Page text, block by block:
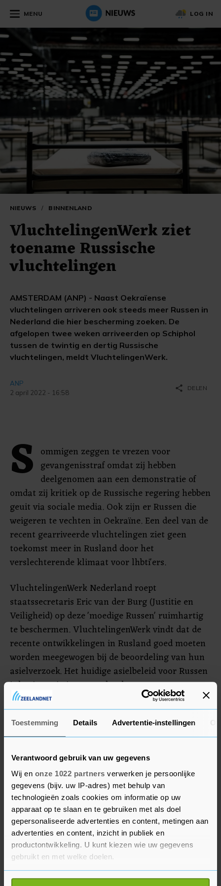
Toestemming Details Advertentie-instellingen
Verantwoord gebruik van uw gegevens
Wij en onze 1022 partners verwerken je persoonlijke
gegevens (bijv. uw IP-adres) met behulp van
technologieën zoals cookies om informatie op uw
apparaat op te slaan en te gebruiken met als doel
gepersonaliseerde advertenties en content, metingen aan
advertenties en content, inzicht in publiek en
productontwikkeling. U kunt kiezen wie uw gegevens
gebruikt en met welke doelen.
Als u het toestaat, willen we ook graag:
MENU LOG IN
NIEUWS / BINNENLAND
VluchtelingenWerk ziet
toename Russische
vluchtelingen
AMSTERDAM (ANP) - Naast Oekraïense
vluchtelingen arriveren ook steeds meer Russen in
Nederland die hier bescherming zoeken. De
afgelopen twee weken arriveerden op Schiphol
tussen de twintig en dertig Russische
vluchtelingen, meldt VluchtelingenWerk.
ANP
2 april 2022 - 16:58
share DELEN
S ommigen zeggen te vrezen voor
gevangenisstraf omdat zij hebben
deelgenomen aan een demonstratie of
omdat zij kritiek op de Russische regering hebben
geuit via sociale media. Ook zijn er Russen die
weigeren te vechten in Oekraïne. Een deel van de
recent gearriveerde vluchtelingen ziet geen
toekomst meer in Rusland door het
verslechterende klimaat voor lhbti'ers.
VluchtelingenWerk Nederland roept
staatssecretaris Eric van der Burg (Justitie en
Veiligheid) op deze 'moedige Russen' ruimhartig
te beschermen. VluchtelingenWerk vindt dat de
recente ontwikkelingen in Rusland goed moeten
worden meegewogen bij de beoordeling van hun
asielverzoek. Het huidige asielbeleid voor Russen
is begin vorig jaar voor het laatst aangepast.
Sindsdien is de repressie van politiek activisten
en lhbti'ers flink toegenomen, stelt de
organisatie.